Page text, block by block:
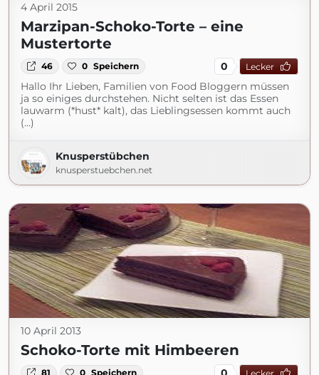
4 April 2015
Marzipan-Schoko-Torte – eine
Mustertorte
46 0 Speichern 0 Lecker
Hallo Ihr Lieben, Familien von Food Bloggern müssen
ja so einiges durchstehen. Nicht selten ist das Essen
lauwarm (*hust* kalt), das Lieblingsessen kommt auch
(...)
Knusperstübchen
knusperstuebchen.net
10 April 2013
Schoko-Torte mit Himbeeren
81 0 Speichern Lecker